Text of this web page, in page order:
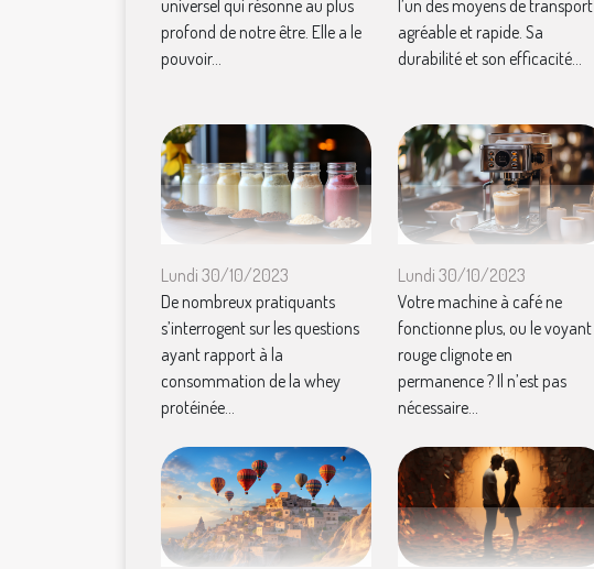
universel qui résonne au plus
profond de notre être. Elle a le
pouvoir...
l’un des moyens de transport
agréable et rapide. Sa
durabilité et son efficacité...
Lundi 30/10/2023
De nombreux pratiquants
s’interrogent sur les questions
ayant rapport à la
consommation de la whey
protéinée...
Lundi 30/10/2023
Votre machine à café ne
fonctionne plus, ou le voyant
rouge clignote en
permanence ? Il n’est pas
nécessaire...